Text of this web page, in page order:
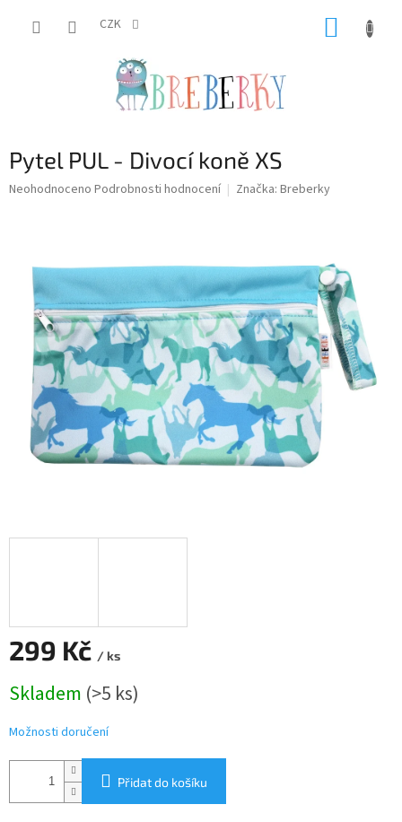
CZK
Pytel PUL - Divocí koně XS
Průměrné
hvězdiček.
Neohodnoceno Podrobnosti hodnocení Značka: Breberky
299 Kč / ks
cena:
Skladem (>5 ks)
Možnosti doručení
Přidat do košíku